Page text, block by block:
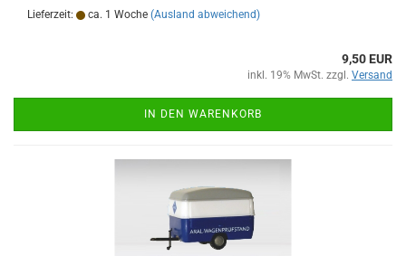
Lieferzeit: ca. 1 Woche (Ausland abweichend)
9,50 EUR
inkl. 19% MwSt. zzgl. Versand
IN DEN WARENKORB